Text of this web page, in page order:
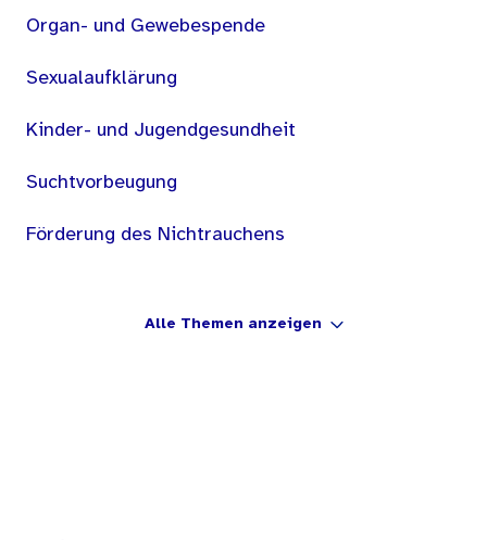
Organ- und Gewebespende
Sexualaufklärung
Kinder- und Jugendgesundheit
Suchtvorbeugung
Förderung des Nichtrauchens
Alle Themen anzeigen